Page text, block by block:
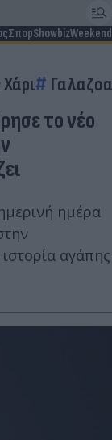
ΣπορShowbizWeekend
το νέο
ημέρα
αγάπης